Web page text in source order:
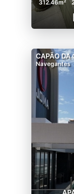
312.46m²
CAPÃO DA
Navegantes